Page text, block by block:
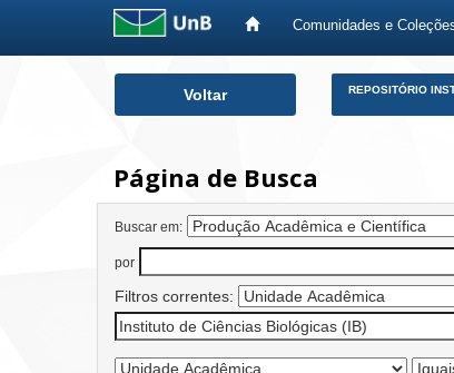
Comunidades e
Voltar REPOSITÓRIO
Página de Busca
Buscar em:
por
Filtros correntes: